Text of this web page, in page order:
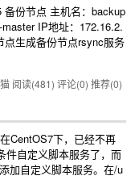
份节点 主机名：backup
IP地址：172.16.2.
生成备份节点rsync服务
阅读(481) 评论(0) 推荐(0)
CentOS7下，已经不再
件自定义脚本服务了，而
加自定义脚本服务。在/u